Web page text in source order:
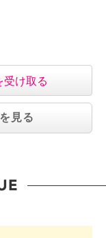
受け取る
見る